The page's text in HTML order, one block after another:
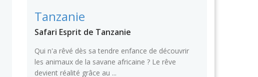
Tanzanie
Safari Esprit de Tanzanie
Qui n'a rêvé dès sa tendre enfance de découvrir
les animaux de la savane africaine ? Le rêve
devient réalité grâce au ...